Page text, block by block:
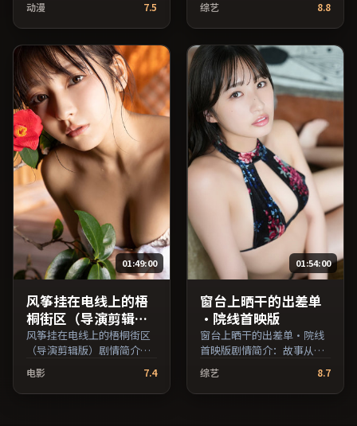
奏贴合人物心理的起伏；由
贾樟柯执导，周迅、提莫西
·查拉梅、刘亦菲等主演，
法国出品，历史类型，2022
年上映 / 2022年1月23日于法
国地区院线首映，网络平台
同步更新片源。推荐给喜爱
现实主义叙事与人文关怀题
材的影迷。（国产影视资源
大全免费条目索引，支持片
名与演员交叉检索。）
动漫 7.5
评分与观众口碑走势。（国
索。）
综艺 8.8
01:49:00
风筝挂在电线上的梧
桐街区（导演剪辑
版）
风筝挂在电线上的梧桐街区
（导演剪辑版）剧情简介：
影片以冷静叙事铺陈人物处
境，现实压力与理想执念相
互拉扯；由是枝裕和执导，
电影 7.4
01:54:00
窗台上晒干的出差单
·院线首映版
窗台上晒干的出差单·院线
首映版剧情简介：故事从一
场偶然相遇切入，时代变迁
作为隐性背景贯穿始终；由
维伦纽瓦执导，周迅、张
综艺 8.7